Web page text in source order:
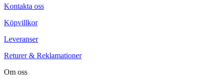
Kontakta oss
Köpvillkor
Leveranser
Returer & Reklamationer
Om oss